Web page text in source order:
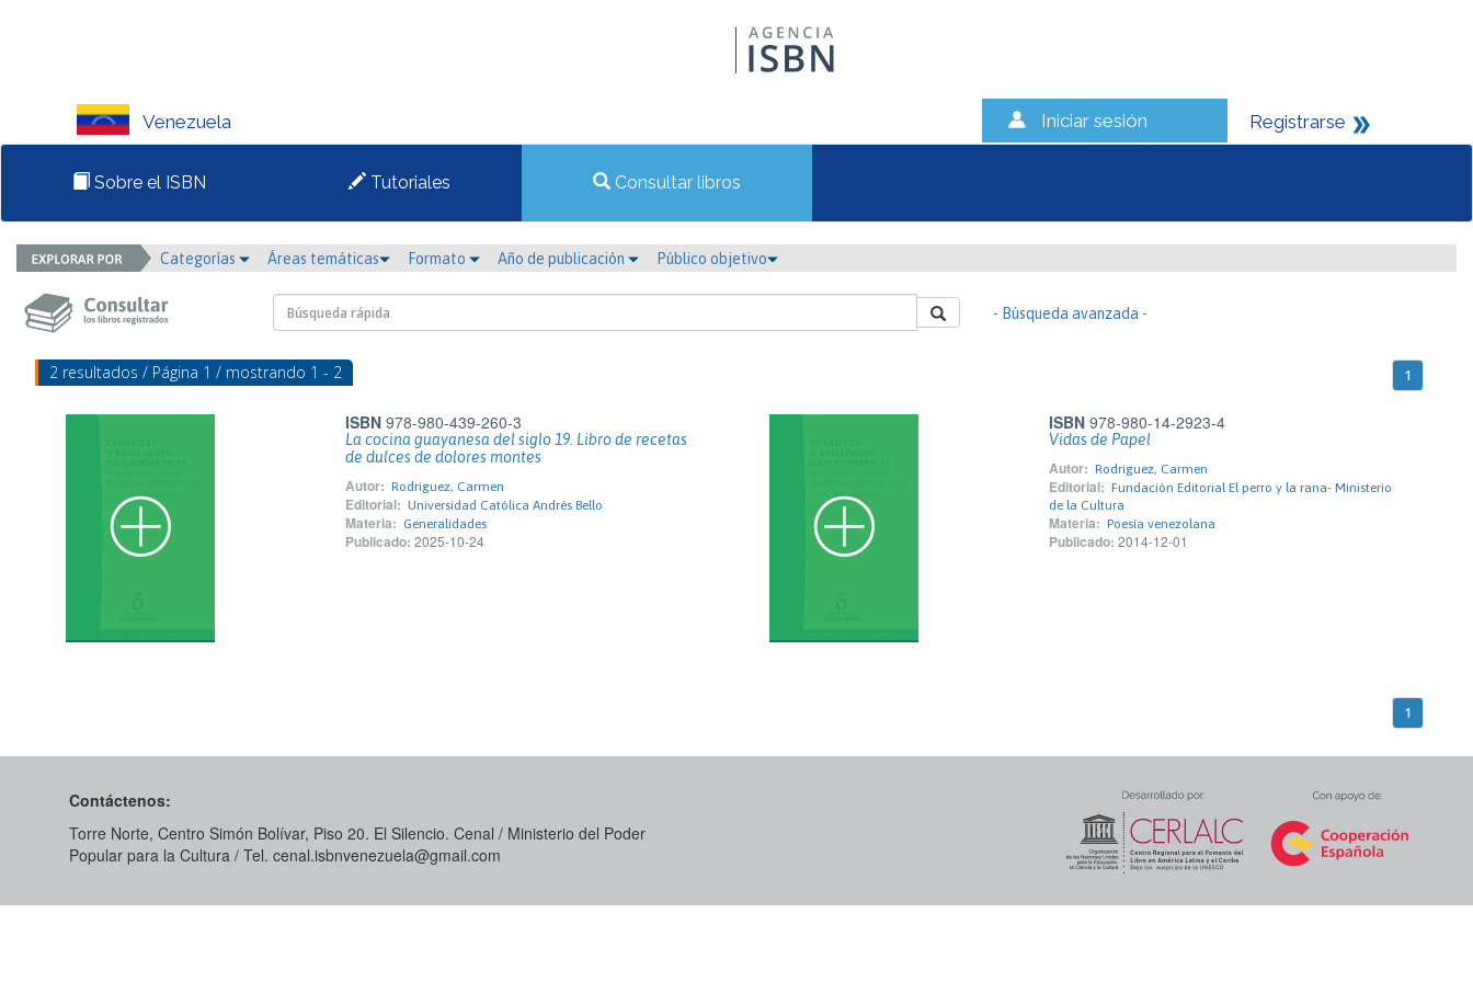
Venezuela Iniciar sesión Registrarse
Sobre el ISBN Tutoriales Consultar libros
Categorías Áreas temáticas Formato Año de publicación Público objetivo
- Búsqueda avanzada -
2 resultados / Página 1 / mostrando 1 - 2 1
ISBN 978-980-439-260-3
La cocina guayanesa del siglo 19. Libro de recetas
de dulces de dolores montes
Autor: Rodriguez, Carmen
Editorial: Universidad Católica Andrés Bello
Materia: Generalidades
Publicado: 2025-10-24
ISBN 978-980-14-2923-4
Vidas de Papel
Autor: Rodriguez, Carmen
Editorial: Fundación Editorial El perro y la rana- Ministerio
de la Cultura
Materia: Poesía venezolana
Publicado: 2014-12-01
1
Contáctenos:
Torre Norte, Centro Simón Bolívar, Piso 20. El Silencio. Cenal / Ministerio del Poder
Popular para la Cultura / Tel. cenal.isbnvenezuela@gmail.com